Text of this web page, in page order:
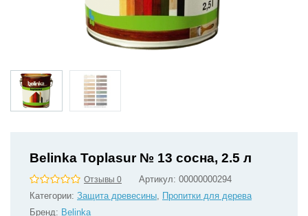
Belinka Toplasur № 13 сосна, 2.5 л
Отзывы 0 Артикул: 00000000294
Категории: Защита древесины, Пропитки для дерева
Бренд: Belinka